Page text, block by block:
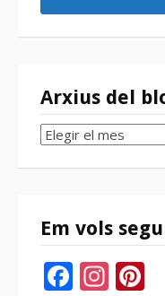
Arxius del
Arxius
bloc
Em vols